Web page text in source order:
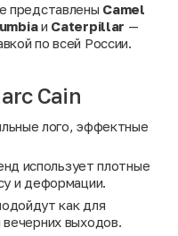
представлены Camel
и Caterpillar —
по всей России.
Cain
лого, эффектные
использует плотные
и деформации.
как для
выходов.